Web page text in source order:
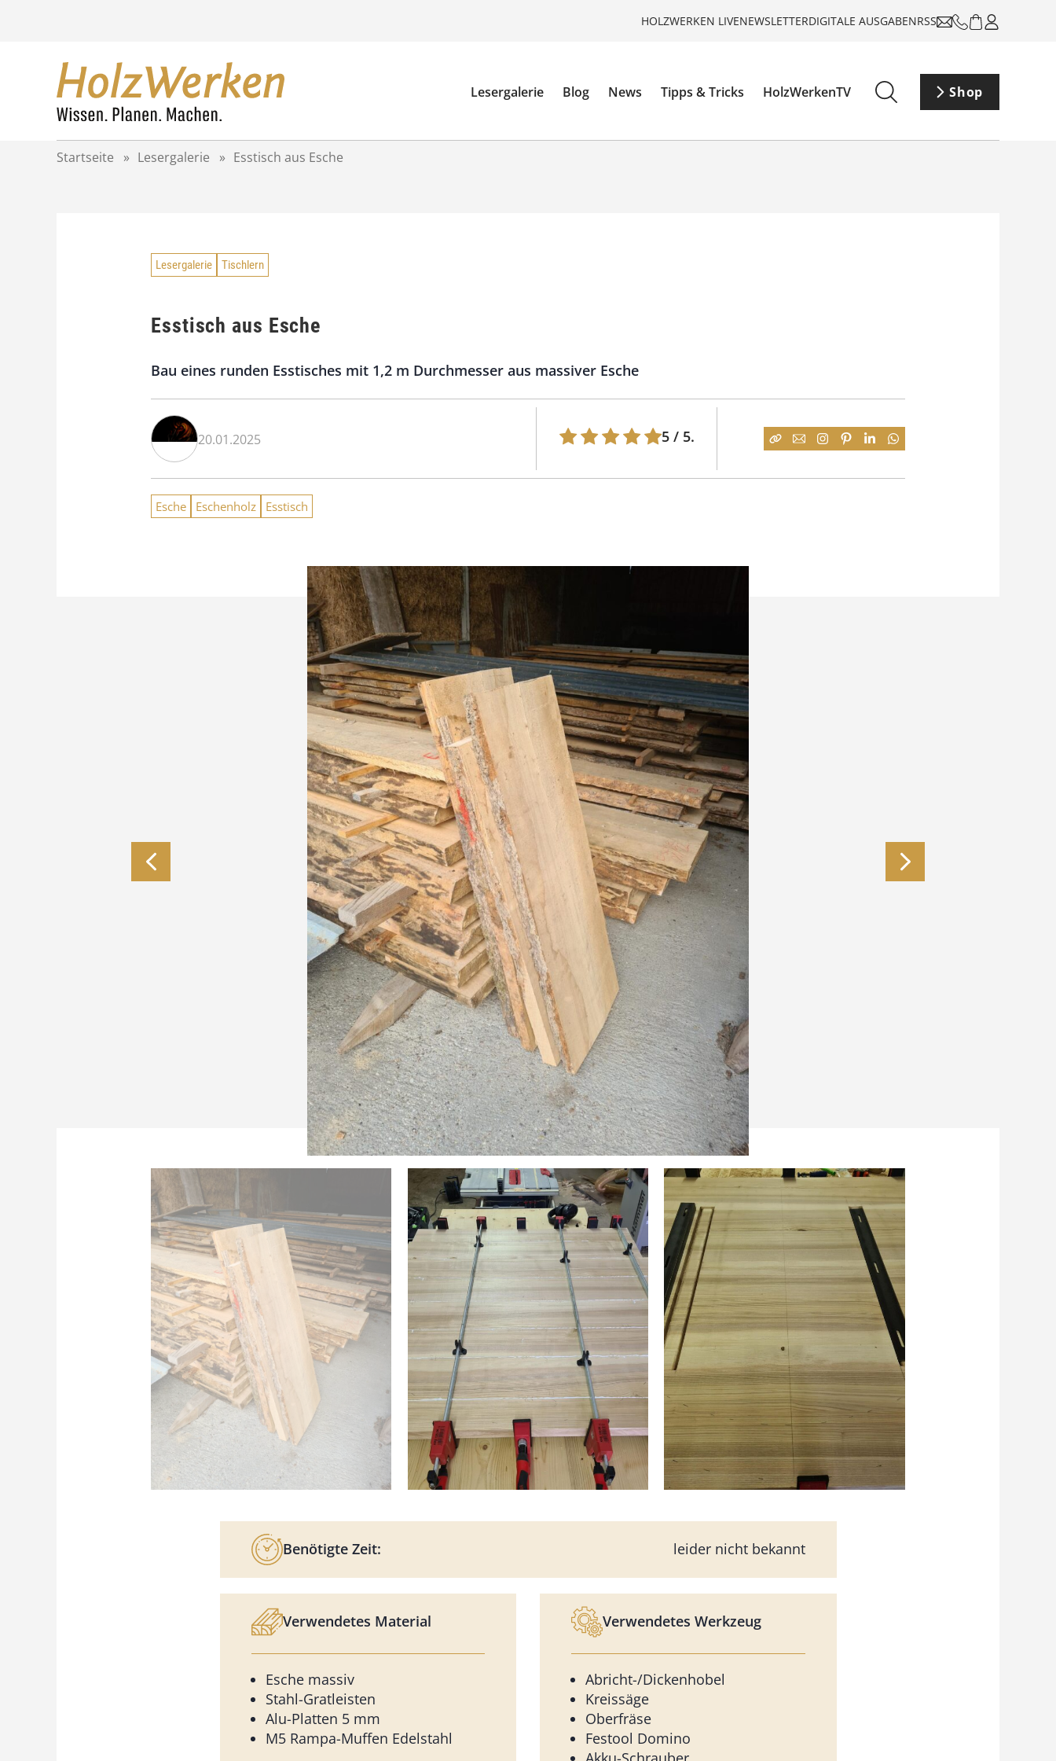
HOLZWERKEN LIVENEWSLETTERDIGITALE AUSGABENRSS
Lesergalerie Blog News Tipps & Tricks HolzWerkenTV Shop
Startseite » Lesergalerie » Esstisch aus Esche
Lesergalerie Tischlern
Esstisch aus Esche
Bau eines runden Esstisches mit 1,2 m Durchmesser aus massiver Esche
20.01.2025 5/ 5.
Esche Eschenholz Esstisch
Benötigte Zeit: leider nicht bekannt
Verwendetes Material
Esche massiv
Stahl-Gratleisten
Alu-Platten 5 mm
M5 Rampa-Muffen Edelstahl
Verwendetes Werkzeug
Abricht-/Dickenhobel
Kreissäge
Oberfräse
Festool Domino